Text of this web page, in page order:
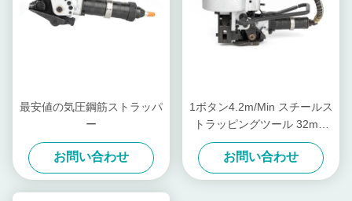
最安値の気圧鋼筋ストラッパ
ー
お問い合わせ
1ボタン4.2m/Min スチールス
トラッピングツール 32mm
バンド パネウマティック ス
チールストラッピングマシン
お問い合わせ